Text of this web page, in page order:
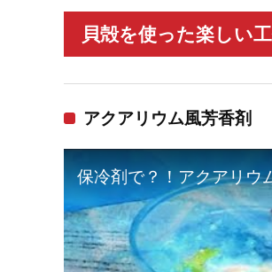
貝殻を使った楽しい
アクアリウム風芳香剤
保冷剤で？！アクアリウ